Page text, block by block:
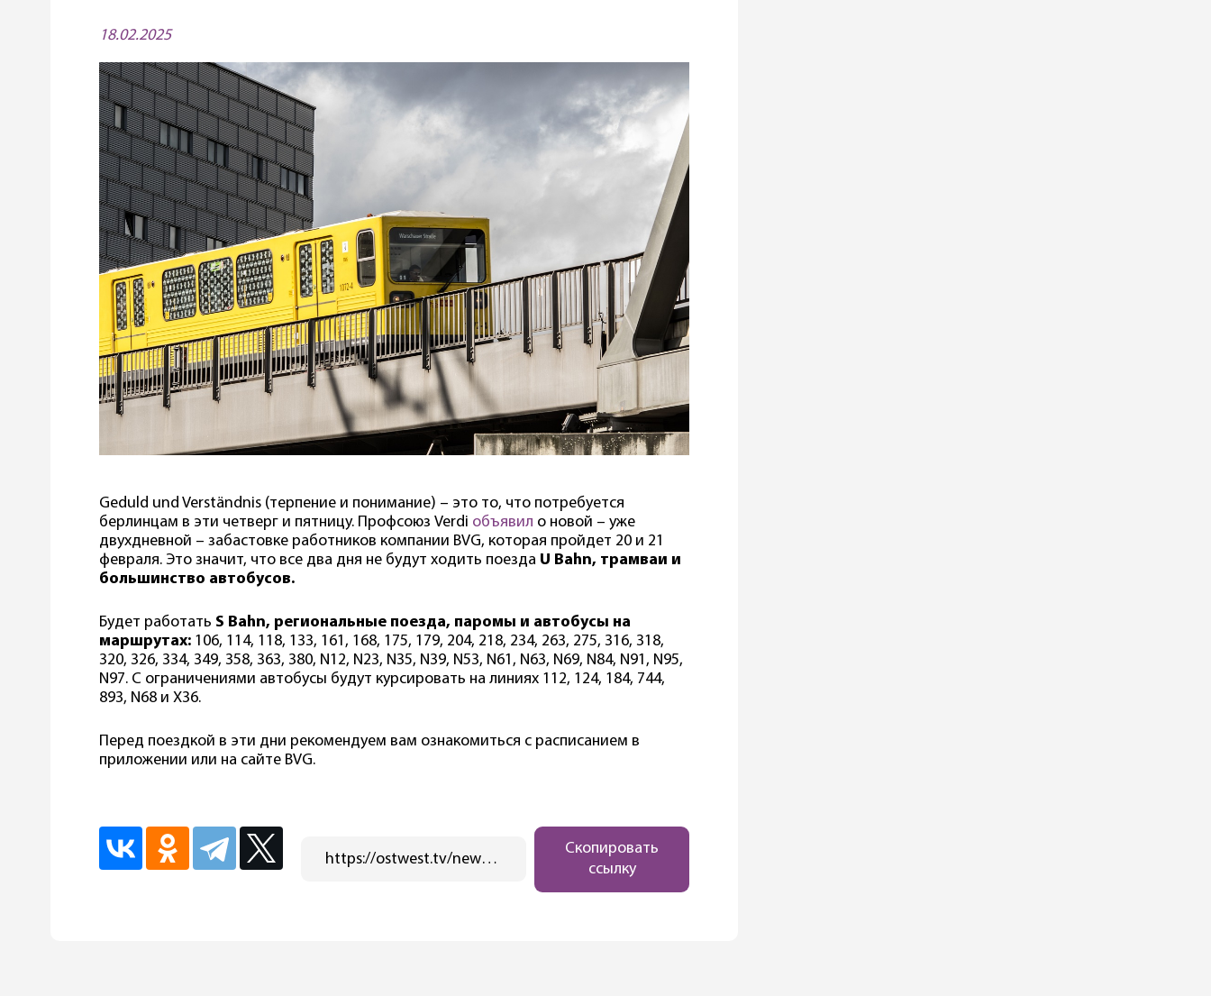
18.02.2025
Geduld und Verständnis (терпение и понимание) – это то, что потребуется
берлинцам в эти четверг и пятницу. Профсоюз Verdi объявил о новой – уже
двухдневной – забастовке работников компании BVG, которая пройдет 20 и 21
февраля. Это значит, что все два дня не будут ходить поезда U Bahn, трамваи и
большинство автобусов.
Будет работать S Bahn, региональные поезда, паромы и автобусы на
маршрутах: 106, 114, 118, 133, 161, 168, 175, 179, 204, 218, 234, 263, 275, 316, 318,
320, 326, 334, 349, 358, 363, 380, N12, N23, N35, N39, N53, N61, N63, N69, N84, N91, N95,
N97. С ограничениями автобусы будут курсировать на линиях 112, 124, 184, 744,
893, N68 и X36.
Перед поездкой в эти дни рекомендуем вам ознакомиться с расписанием в
приложении или на сайте BVG.
https://ostwest.tv/news/20-i-21-fevralya-v-berline-projdet-zabastovka-obshhestvennogo-transporta/
Скопировать
ссылку